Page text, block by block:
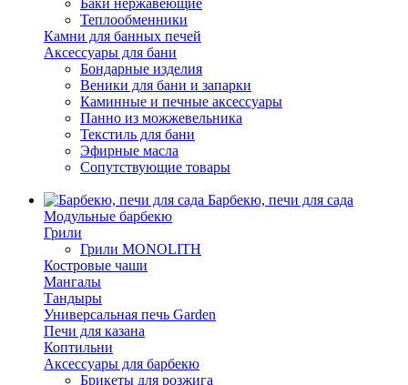
Баки нержавеющие
Теплообменники
Камни для банных печей
Аксессуары для бани
Бондарные изделия
Веники для бани и запарки
Каминные и печные аксессуары
Панно из можжевельника
Текстиль для бани
Эфирные масла
Сопутствующие товары
Барбекю, печи для сада
Модульные барбекю
Грили
Грили MONOLITH
Костровые чаши
Мангалы
Тандыры
Универсальная печь Garden
Печи для казана
Коптильни
Аксессуары для барбекю
Брикеты для розжига